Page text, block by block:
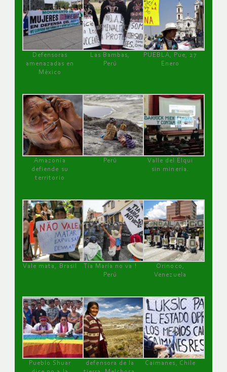
Defensoras
amenazadas en
México
Las Bambas,
Perú
PUEBLA, Pue, 27
Enero
Amazonía
defiende su
territorio
Perú
Valle del Elqui
sin minería.
Vale mata, Brasil
Tía María no va !
Perú
Orinoco,
Venezuela
Pueblo Shuar
defensora de la
Caimanes, Chile